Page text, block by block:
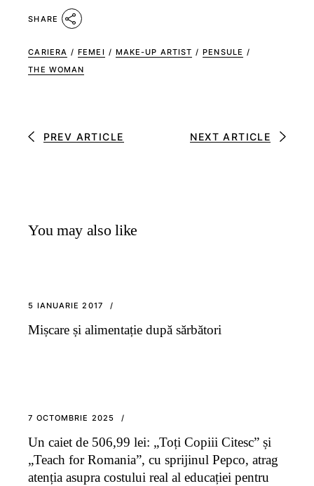
SHARE
CARIERA / FEMEI / MAKE-UP ARTIST / PENSULE /
THE WOMAN
PREV ARTICLE NEXT ARTICLE
You may also like
5 IANUARIE 2017
Mișcare și alimentație după sărbători
7 OCTOMBRIE 2025
Un caiet de 506,99 lei: „Toți Copiii Citesc” și
„Teach for Romania”, cu sprijinul Pepco, atrag
atenția asupra costului real al educației pentru